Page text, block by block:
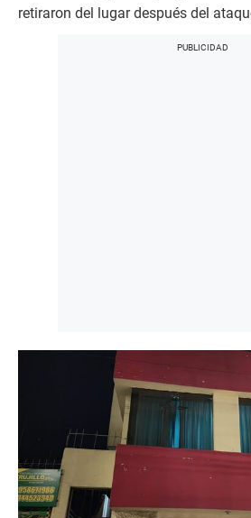
retiraron del lugar después del